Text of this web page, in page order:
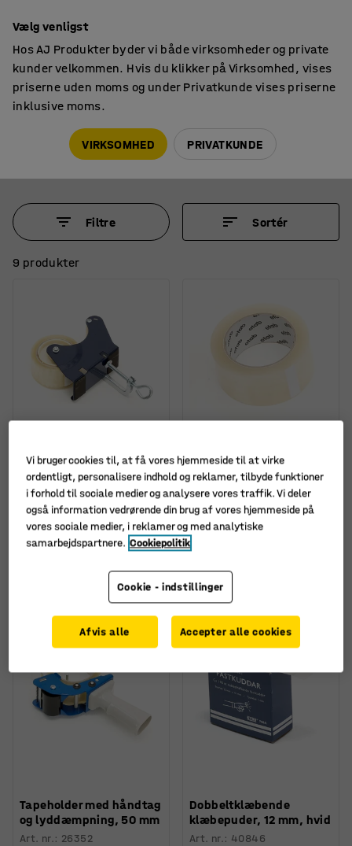
Tape & tapeholdere
Filtre Sortér
9 produkter
Tapeholder til pakkebord
Art. nr.:25843
KØB
Tape Pro, 50 mm,
længde: 66 mm,
transparent
Art. nr.:2304751
695,-
(19,31/stk.)
ekskl. moms
Tapeholder med håndtag
og lyddæmpning, 50 mm
Art. nr.: 26352
Dobbeltklæbende
klæbepuder, 12 mm, hvid
Art. nr.: 40846
Vælg venligst
Hos AJ Produkter byder vi både virksomheder og private
kunder velkommen. Hvis du klikker på Virksomhed, vises
priserne uden moms og under Privatkunde vises priserne
inklusive moms.
VIRKSOMHED PRIVATKUNDE
Vi bruger cookies til, at få vores hjemmeside til at virke
ordentligt, personalisere indhold og reklamer, tilbyde funktioner
i forhold til sociale medier og analysere vores traffik. Vi deler
også information vedrørende din brug af vores hjemmeside på
vores sociale medier, i reklamer og med analytiske
samarbejdspartnere. Cookiepolitik
Cookie - indstillinger
Afvis alle Accepter alle cookies